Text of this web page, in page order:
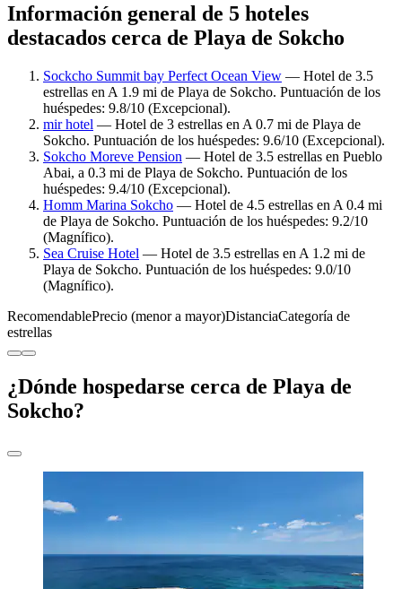
Información general de 5 hoteles
destacados cerca de Playa de Sokcho
Sockcho Summit bay Perfect Ocean View — Hotel de 3.5
estrellas en A 1.9 mi de Playa de Sokcho. Puntuación de los
huéspedes: 9.8/10 (Excepcional).
mir hotel — Hotel de 3 estrellas en A 0.7 mi de Playa de
Sokcho. Puntuación de los huéspedes: 9.6/10 (Excepcional).
Sokcho Moreve Pension — Hotel de 3.5 estrellas en Pueblo
Abai, a 0.3 mi de Playa de Sokcho. Puntuación de los
huéspedes: 9.4/10 (Excepcional).
Homm Marina Sokcho — Hotel de 4.5 estrellas en A 0.4 mi
de Playa de Sokcho. Puntuación de los huéspedes: 9.2/10
(Magnífico).
Sea Cruise Hotel — Hotel de 3.5 estrellas en A 1.2 mi de
Playa de Sokcho. Puntuación de los huéspedes: 9.0/10
(Magnífico).
RecomendablePrecio (menor a mayor)DistanciaCategoría de
estrellas
¿Dónde hospedarse cerca de Playa de
Sokcho?